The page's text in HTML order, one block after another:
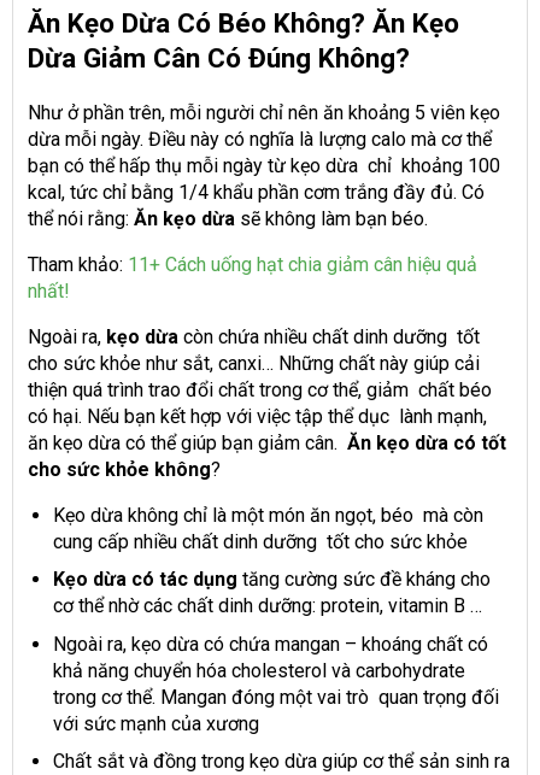
Ăn Kẹo Dừa Có Béo Không? Ăn Kẹo
Dừa Giảm Cân Có Đúng Không?
Như ở phần trên, mỗi người chỉ nên ăn khoảng 5 viên kẹo
dừa mỗi ngày. Điều này có nghĩa là lượng calo mà cơ thể
bạn có thể hấp thụ mỗi ngày từ kẹo dừa chỉ khoảng 100
kcal, tức chỉ bằng 1/4 khẩu phần cơm trắng đầy đủ. Có
thể nói rằng: Ăn kẹo dừa sẽ không làm bạn béo.
Tham khảo: 11+ Cách uống hạt chia giảm cân hiệu quả
nhất!
Ngoài ra, kẹo dừa còn chứa nhiều chất dinh dưỡng tốt
cho sức khỏe như sắt, canxi… Những chất này giúp cải
thiện quá trình trao đổi chất trong cơ thể, giảm chất béo
có hại. Nếu bạn kết hợp với việc tập thể dục lành mạnh,
ăn kẹo dừa có thể giúp bạn giảm cân. Ăn kẹo dừa có tốt
cho sức khỏe không?
Kẹo dừa không chỉ là một món ăn ngọt, béo mà còn
cung cấp nhiều chất dinh dưỡng tốt cho sức khỏe
Kẹo dừa có tác dụng tăng cường sức đề kháng cho
cơ thể nhờ các chất dinh dưỡng: protein, vitamin B …
Ngoài ra, kẹo dừa có chứa mangan – khoáng chất có
khả năng chuyển hóa cholesterol và carbohydrate
trong cơ thể. Mangan đóng một vai trò quan trọng đối
với sức mạnh của xương
Chất sắt và đồng trong kẹo dừa giúp cơ thể sản sinh ra